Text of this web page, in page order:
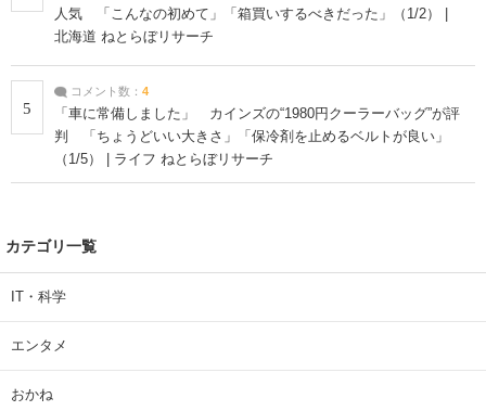
人気 「こんなの初めて」「箱買いするべきだった」（1/2） |
北海道 ねとらぼリサーチ
5
コメント数： 4
「車に常備しました」 カインズの“1980円クーラーバッグ”が評
判 「ちょうどいい大きさ」「保冷剤を止めるベルトが良い」
（1/5） | ライフ ねとらぼリサーチ
カテゴリ一覧
IT・科学
エンタメ
おかね